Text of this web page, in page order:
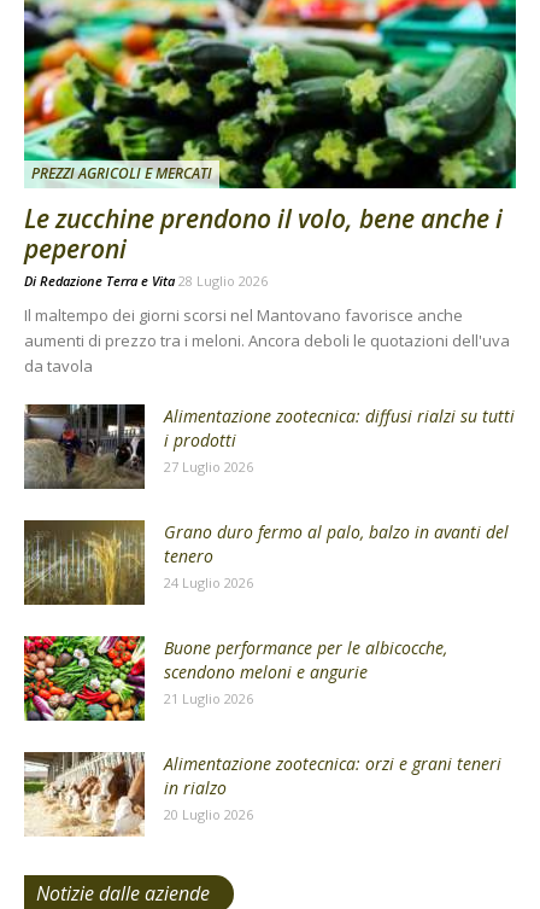
PREZZI AGRICOLI E MERCATI
Le zucchine prendono il volo, bene anche i
peperoni
Di Redazione Terra e Vita 28 Luglio 2026
Il maltempo dei giorni scorsi nel Mantovano favorisce anche
aumenti di prezzo tra i meloni. Ancora deboli le quotazioni dell'uva
da tavola
Alimentazione zootecnica: diffusi rialzi su tutti
i prodotti
27 Luglio 2026
Grano duro fermo al palo, balzo in avanti del
tenero
24 Luglio 2026
Buone performance per le albicocche,
scendono meloni e angurie
21 Luglio 2026
Alimentazione zootecnica: orzi e grani teneri
in rialzo
20 Luglio 2026
Notizie dalle aziende